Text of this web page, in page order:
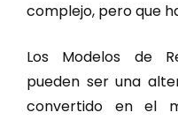
complejo, pero que
Los Modelos de
pueden ser una
convertido en el